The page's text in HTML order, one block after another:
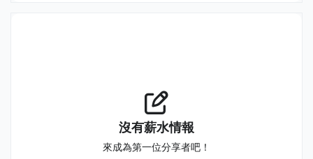
沒有薪水情報
來成為第一位分享者吧！